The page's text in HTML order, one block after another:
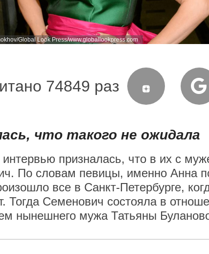
Global Look Press/www.globallookpress.com
74849 раз
что такого не ожидала
призналась, что в их с
По словам певицы, именно Анна
все в Санкт-Петербурге,
Тогда Семенович состояла в
нынешнего мужа Татьяны